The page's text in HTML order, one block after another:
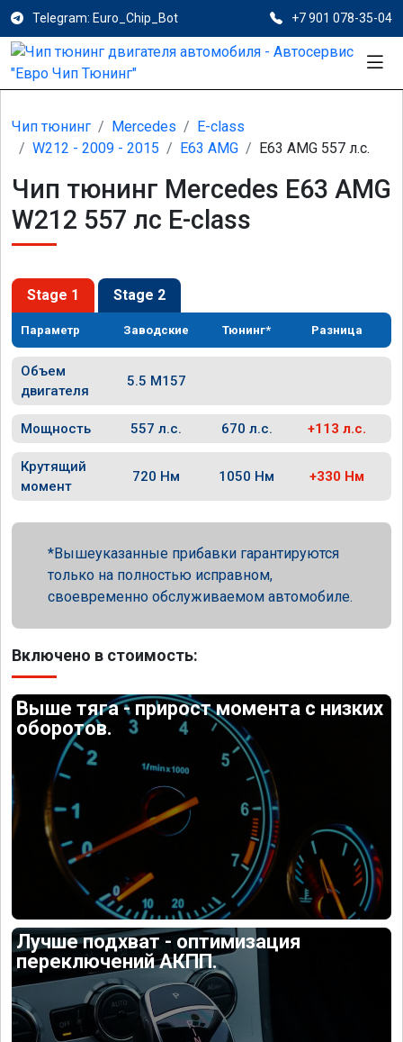
Telegram: Euro_Chip_Bot +7 901 078-35-04
Чип тюнинг Mercedes
E-class
W212 - 2009 - 2015
E63 AMG E63 AMG 557 л.с.
Чип тюнинг Mercedes E63 AMG
W212 557 лс E-class
Stage 1 Stage 2
Параметр Заводские Тюнинг* Разница
Объем
двигателя
5.5 M157
Мощность 557 л.с. 670 л.с. +113 л.с.
Крутящий
момент
720 Нм 1050 Нм +330 Нм
Вышеуказанные прибавки гарантируются
только на полностью исправном,
своевременно обслуживаемом автомобиле.
Включено в стоимость:
Выше тяга - прирост момента с низких
оборотов.
Лучше подхват - оптимизация
переключений АКПП.